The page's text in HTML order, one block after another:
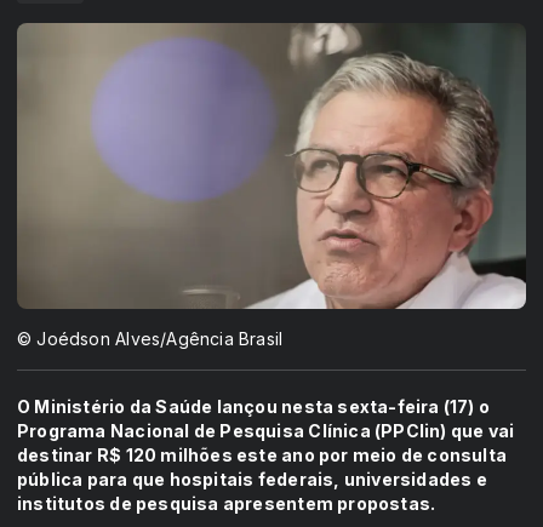
© Joédson Alves/Agência Brasil
O Ministério da Saúde lançou nesta sexta-feira (17) o
Programa Nacional de Pesquisa Clínica (PPClin) que vai
destinar R$ 120 milhões este ano por meio de consulta
pública para que hospitais federais, universidades e
institutos de pesquisa apresentem propostas.